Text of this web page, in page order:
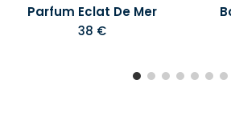
Parfum Eclat De Mer
38 €